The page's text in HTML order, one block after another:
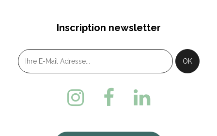
Inscription newsletter